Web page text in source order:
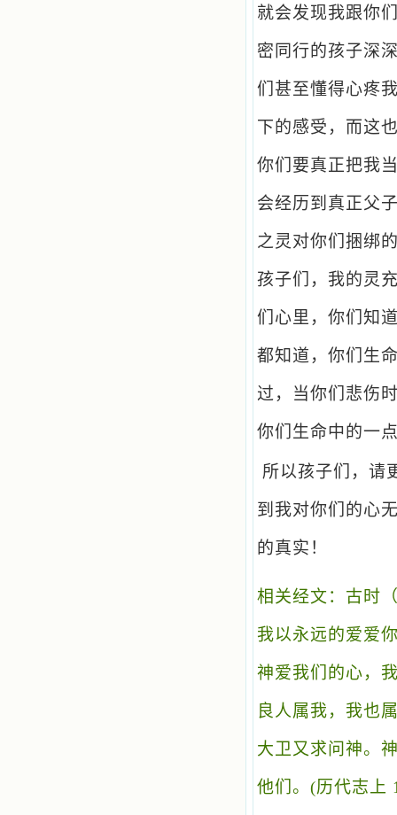
就会发现我跟你
密同行的孩子深
们甚至懂得心疼
下的感受，而这
你们要真正把我
会经历到真正父
之灵对你们捆绑
孩子们，我的灵
们心里，你们知
都知道，你们生
过，当你们悲伤
你们生命中的一
所以孩子们，请
到我对你们的心
的真实！
相关经文：古时
我以永远的爱爱
神爱我们的心，
良人属我，我也
大卫又求问神。
他们。(历代志上